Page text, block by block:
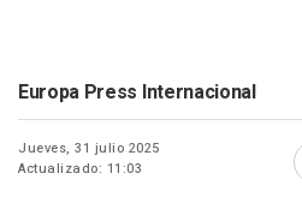
Europa Press Internacional
Jueves, 31 julio 2025
Actualizado: 11:03